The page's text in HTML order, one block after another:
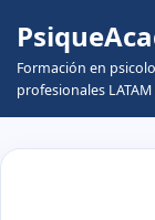
Skip
to
content
Formación en
profesionales LATAM